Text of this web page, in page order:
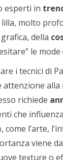
esperti in
molto
della
le
i tecnici di
alla
richiede
che
l’arte,
viene
texture o